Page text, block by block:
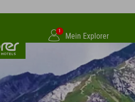
1
Mein Explorer